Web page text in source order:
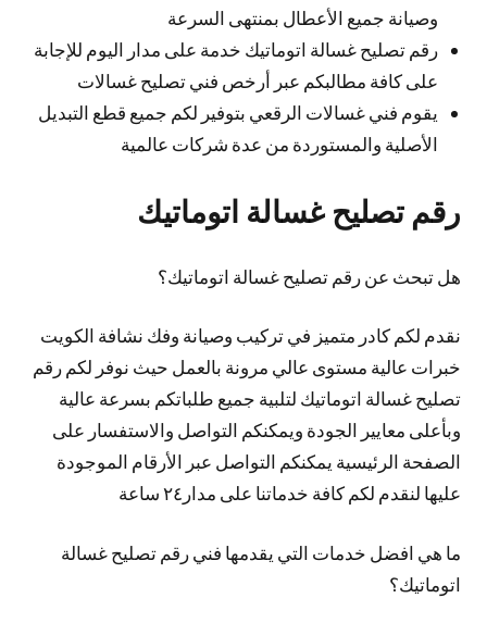
وصيانة جميع الأعطال بمنتهى السرعة
رقم تصليح غسالة اتوماتيك خدمة على مدار اليوم للإجابة
على كافة مطالبكم عبر أرخص فني تصليح غسالات
يقوم فني غسالات الرقعي بتوفير لكم جميع قطع التبديل
الأصلية والمستوردة من عدة شركات عالمية
رقم تصليح غسالة اتوماتيك
هل تبحث عن رقم تصليح غسالة اتوماتيك؟
نقدم لكم كادر متميز في تركيب وصيانة وفك نشافة الكويت
خبرات عالية مستوى عالي مرونة بالعمل حيث نوفر لكم رقم
تصليح غسالة اتوماتيك لتلبية جميع طلباتكم بسرعة عالية
وبأعلى معايير الجودة ويمكنكم التواصل والاستفسار على
الصفحة الرئيسية يمكنكم التواصل عبر الأرقام الموجودة
عليها لنقدم لكم كافة خدماتنا على مدار٢٤ ساعة
ما هي افضل خدمات التي يقدمها فني رقم تصليح غسالة
اتوماتيك؟